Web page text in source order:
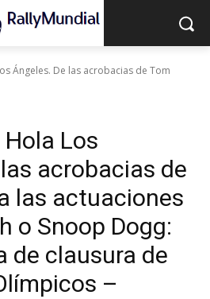
Ángeles. De las acrobacias de Tom
Los
acrobacias de
las actuaciones
o Snoop Dogg:
de clausura de
–